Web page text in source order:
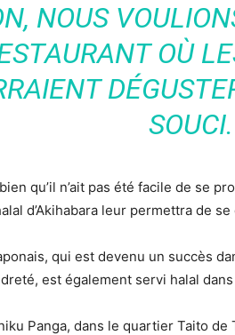
NOUS
OÙ
qu’il n’ait pas été facile de se
d’Akihabara leur permettra de
qui est devenu un succès
est également servi halal dans
Panga, dans le quartier Taito